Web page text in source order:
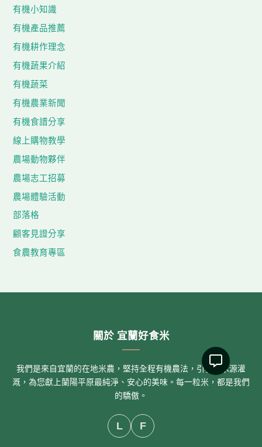
有機小知識
有機產品推薦
有機耕作理念
有機蔬果介紹
有機蔬菜
有機農業新聞
有機食譜分享
線上購物教學
農場動物夥伴
農場志工招募
農場體驗活動
部落格
顧客見證分享
食農教育專區
關於 宜蘭好食米
我們是來自宜蘭的在地米農，堅持全程有機農法，引雪山水源灌
溉，為您獻上蘭陽平原最純淨、安心的美味。每一粒米，都是我們
的驕傲。
L F